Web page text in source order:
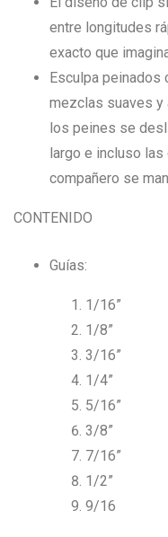
entre longitudes
exacto que
Esculpa peinados
mezclas suaves y
los peines se
largo e incluso
compañero se
CONTENIDO
Guías:
1/16”
1/8”
3/16”
1/4”
5/16”
3/8”
7/16”
1/2”
9/16